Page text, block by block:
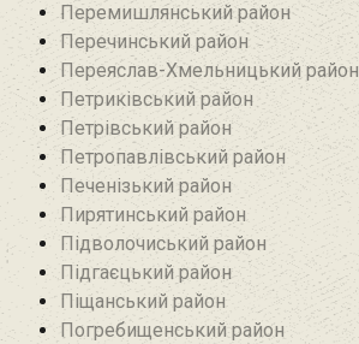
Перемишлянський район
Перечинський район
Переяслав-Хмельницький район
Петриківський район
Петрівський район‎
Петропавлівський район
Печенізький район
Пирятинський район
Підволочиський район
Підгаєцький район
Піщанський район
Погребищенський район